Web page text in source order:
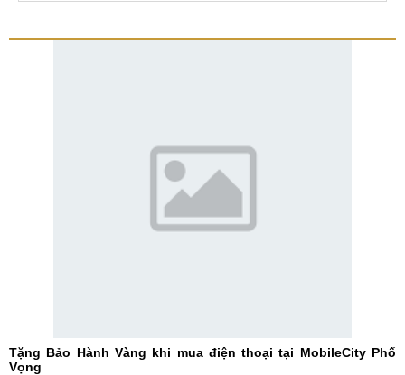
Tặng Bảo Hành Vàng khi mua điện thoại tại MobileCity Phố
Vọng